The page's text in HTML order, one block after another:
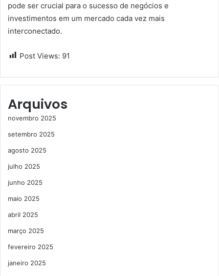
pode ser crucial para o sucesso de negócios e
investimentos em um mercado cada vez mais
interconectado.
Post Views: 91
Arquivos
novembro 2025
setembro 2025
agosto 2025
julho 2025
junho 2025
maio 2025
abril 2025
março 2025
fevereiro 2025
janeiro 2025